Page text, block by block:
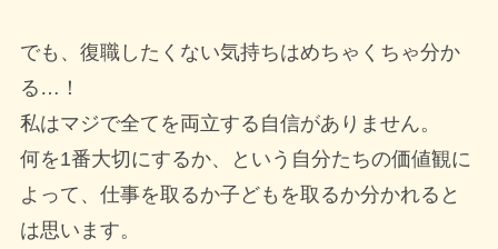
でも、復職したくない気持ちはめちゃくちゃ分か
る…！
私はマジで全てを両立する自信がありません。
何を1番大切にするか、という自分たちの価値観に
よって、仕事を取るか子どもを取るか分かれると
は思います。